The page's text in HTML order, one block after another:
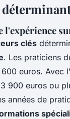
l'expérience
clés
. Les praticiens
euros. Avec
900 euros ou
années de